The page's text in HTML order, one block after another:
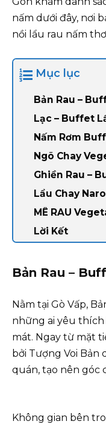
nấm dưới đây, nơi
nồi lẩu rau nấm
Mục lục
Bản Rau –
Lạc – Buffet
Nấm Rơm
Ngõ Chay
Ghiền Rau –
Lẩu Chay Naro
MÊ RAU
Lời Kết
Bản Rau –
Nằm tại Gò Vấp,
những ai yêu thích
mát. Ngay từ mặt
bởi Tượng Voi Bản
quán, tạo nên góc
Không gian bên